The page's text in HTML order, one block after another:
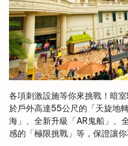
各項刺激設施等你來挑戰！暗
於戶外高達55公尺的「天旋地
海」、全新升級「AR鬼船」、
感的「極限挑戰」等，保證讓你